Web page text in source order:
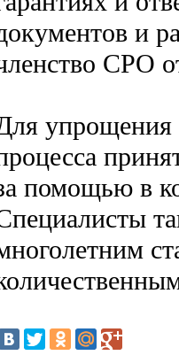
и
СРО
упрощения
помощью в